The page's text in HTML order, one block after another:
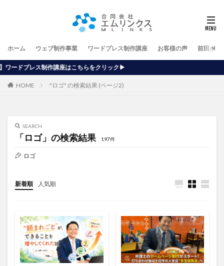
ホーム ウェブ制作事業 ワードプレス制作講座 お客様の声 前田が行
こちらをクリック▶
HOME "ロゴ" の検索結果 (ページ2)
SEARCH
「ロゴ」の検索結果 197件
ロゴ
新着順 人気順